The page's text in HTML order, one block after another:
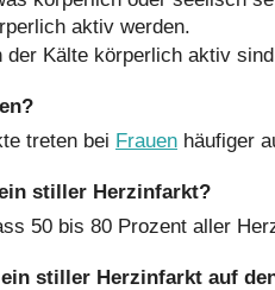
aktiv werden.
der Kälte körperlich aktiv
treten bei Frauen häufiger
stiller Herzinfarkt?
50 bis 80 Prozent aller
stiller Herzinfarkt auf